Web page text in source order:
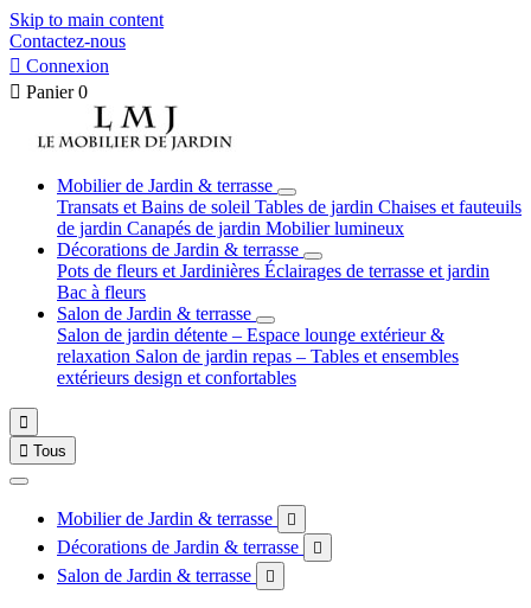
Skip to main content
Contactez-nous
 Connexion
 Panier 0
Mobilier de Jardin & terrasse
Transats et Bains de soleil Tables de jardin Chaises et fauteuils
de jardin Canapés de jardin Mobilier lumineux
Décorations de Jardin & terrasse
Pots de fleurs et Jardinières Éclairages de terrasse et jardin
Bac à fleurs
Salon de Jardin & terrasse
Salon de jardin détente – Espace lounge extérieur &
relaxation Salon de jardin repas – Tables et ensembles
extérieurs design et confortables

 Tous
Mobilier de Jardin & terrasse 
Décorations de Jardin & terrasse 
Salon de Jardin & terrasse 